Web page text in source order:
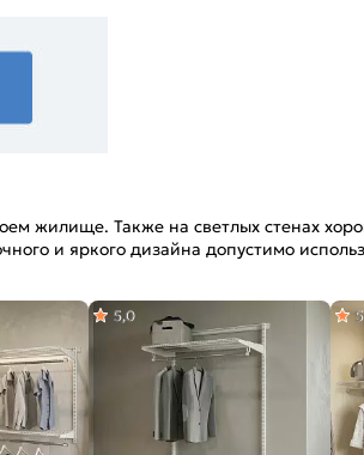
жилище. Также на светлых стенах
и яркого дизайна допустимо
5,0